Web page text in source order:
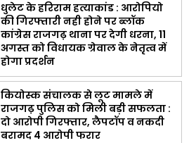
धुलेट के हरिराम हत्याकांड : आरोपियो
की गिरफ्तारी नही होने पर ब्लॉक
कांग्रेस राजगढ़ थाना पर देगी धरना, 11
अगस्त को विधायक ग्रेवाल के नेतृत्व में
होगा प्रदर्शन
कियोस्क संचालक से लूट मामले में
राजगढ़ पुलिस को मिली बड़ी सफलता :
दो आरोपी गिरफ्तार, लैपटॉप व नकदी
बरामद 4 आरोपी फरार